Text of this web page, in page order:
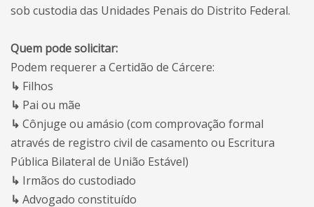
sob custodia das Unidades Penais do Distrito Federal.
Quem pode solicitar:
Podem requerer a Certidão de Cárcere:
↳ Filhos
↳ Pai ou mãe
↳ Cônjuge ou amásio (com comprovação formal
através de registro civil de casamento ou Escritura
Pública Bilateral de União Estável)
↳ Irmãos do custodiado
↳ Advogado constituído